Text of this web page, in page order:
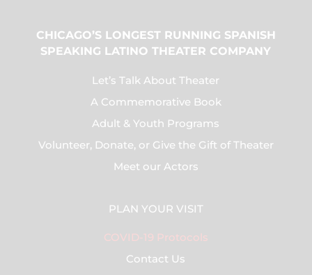
CHICAGO’S LONGEST RUNNING SPANISH
SPEAKING LATINO THEATER COMPANY
Let’s Talk About Theater
A Commemorative Book
Adult & Youth Programs
Volunteer, Donate, or Give the Gift of Theater
Meet our Actors
PLAN YOUR VISIT
COVID-19 Protocols
Contact Us